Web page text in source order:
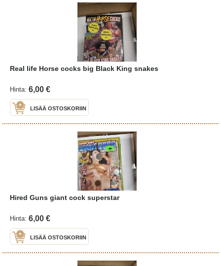
Real life Horse cocks big Black King snakes
Hinta: 6,00 €
LISÄÄ OSTOSKORIIN
Hired Guns giant cock superstar
Hinta: 6,00 €
LISÄÄ OSTOSKORIIN